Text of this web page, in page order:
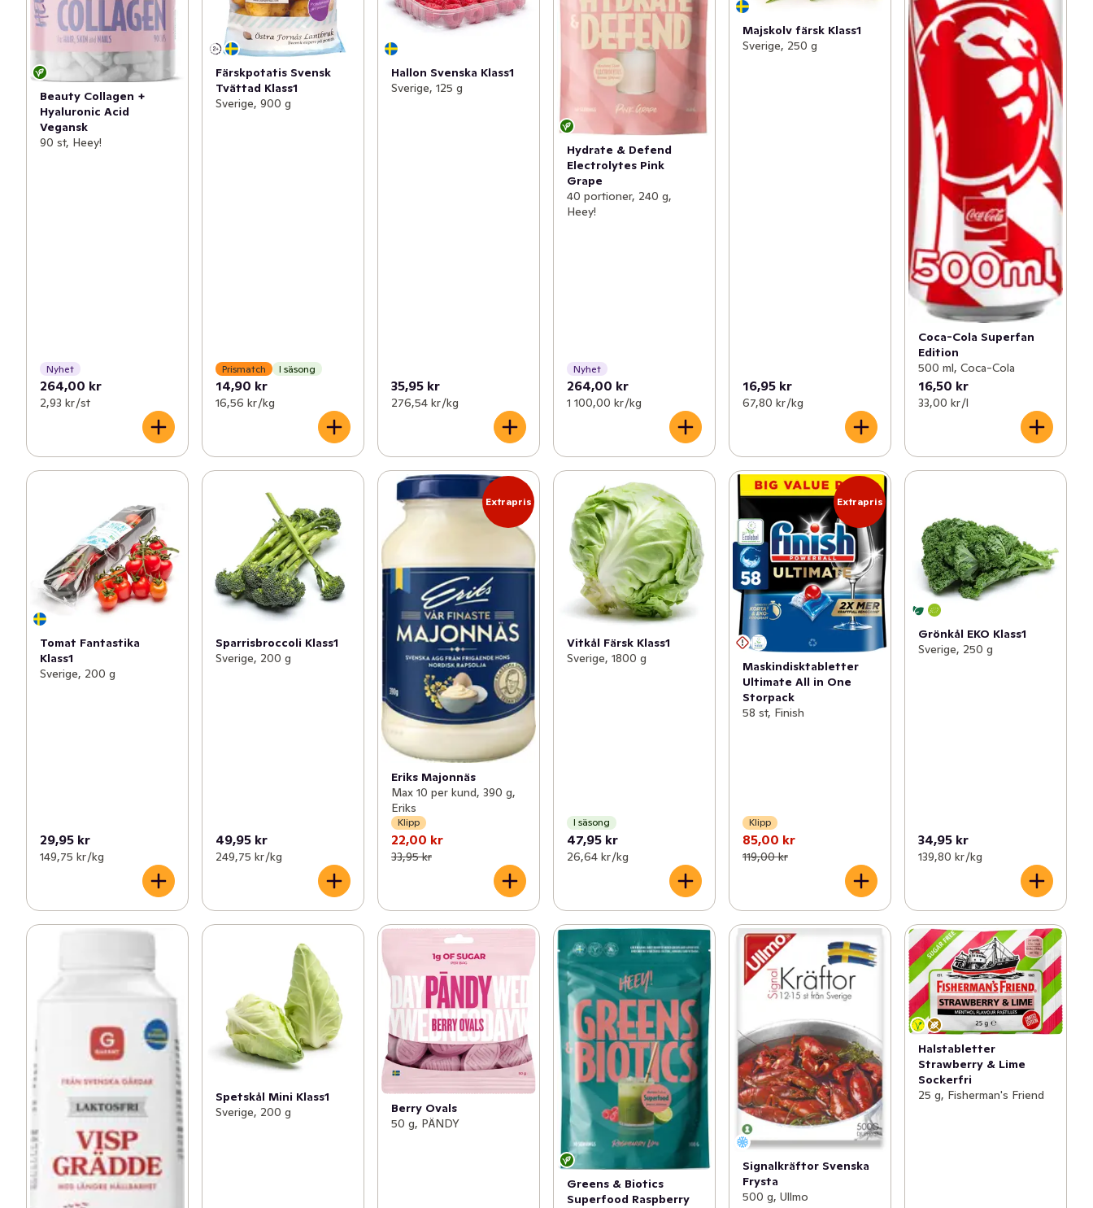
Beauty Collagen +
Hyaluronic Acid
Vegansk
90 st, Heey!
Nyhet
264,00 kr
2,93 kr /st
Färskpotatis Svensk
Tvättad Klass1
Sverige, 900 g
Prismatch I säsong
14,90 kr
16,56 kr /kg
Hallon Svenska Klass1
Sverige, 125 g
35,95 kr
276,54 kr /kg
Hydrate & Defend
Electrolytes Pink
Grape
40 portioner, 240 g,
Heey!
Nyhet
264,00 kr
1 100,00 kr /kg
Majskolv färsk Klass1
Sverige, 250 g
16,95 kr
67,80 kr /kg
Coca-Cola Superfan
Edition
500 ml, Coca-Cola
16,50 kr
33,00 kr /l
Tomat Fantastika
Klass1
Sverige, 200 g
29,95 kr
149,75 kr /kg
Sparrisbroccoli Klass1
Sverige, 200 g
49,95 kr
249,75 kr /kg
Extrapris
Eriks Majonnäs
Max 10 per kund, 390 g,
Eriks
Klipp
22,00 kr
33,95 kr
Vitkål Färsk Klass1
Sverige, 1800 g
I säsong
47,95 kr
26,64 kr /kg
Extrapris
Maskindisktabletter
Ultimate All in One
Storpack
58 st, Finish
Klipp
85,00 kr
119,00 kr
Grönkål EKO Klass1
Sverige, 250 g
34,95 kr
139,80 kr /kg
Spetskål Mini Klass1
Sverige, 200 g
Berry Ovals
50 g, PÄNDY
Greens & Biotics
Superfood Raspberry
Signalkräftor Svenska
Frysta
500 g, Ullmo
Halstabletter
Strawberry & Lime
Sockerfri
25 g, Fisherman's Friend